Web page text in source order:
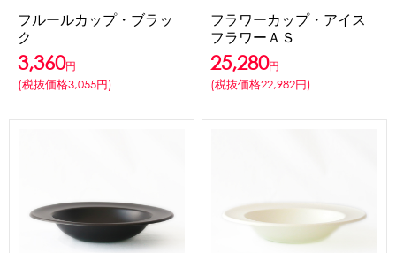
フルールカップ・ブラッ
ク
3,360円
(税抜価格3,055円)
フラワーカップ・アイス
フラワーＡＳ
25,280円
(税抜価格22,982円)